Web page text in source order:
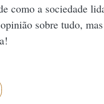
como a sociedade
sobre tudo,